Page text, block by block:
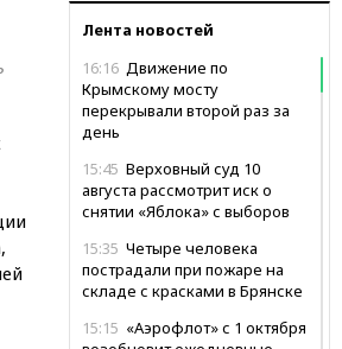
Лента новостей
16:16 Движение по
Крымскому мосту
перекрывали второй раз за
день
15:45 Верховный суд 10
августа рассмотрит иск о
снятии «Яблока» с выборов
15:35 Четыре человека
пострадали при пожаре на
складе с красками в Брянске
15:15 «Аэрофлот» с 1 октября